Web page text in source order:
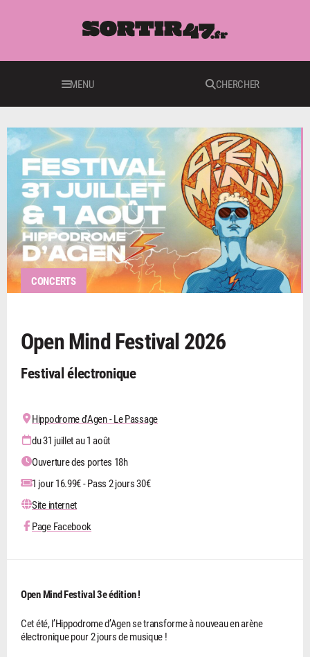
MENU CHERCHER
CONCERTS
Open Mind Festival 2026
Festival électronique
Hippodrome d'Agen - Le Passage
du 31 juillet au 1 août
Ouverture des portes 18h
1 jour 16.99€ - Pass 2 jours 30€
Site internet
Page Facebook
Open Mind Festival 3e édition !
Cet été, l’Hippodrome d’Agen se transforme à nouveau en arène
électronique pour 2 jours de musique !